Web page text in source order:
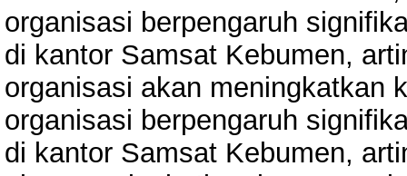
organisasi berpengaruh
di kantor Samsat Kebumen,
organisasi akan meningkatkan
organisasi berpengaruh
di kantor Samsat Kebumen,